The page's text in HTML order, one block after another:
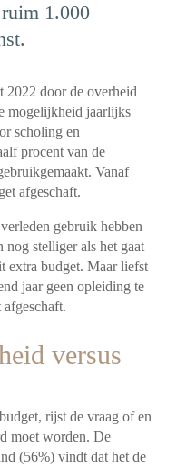
1.000
2022 door de overheid
mogelijkheid jaarlijks
scholing en
procent van de
Vanaf
afgeschaft.
gebruik hebben
stelliger als het gaat
extra budget. Maar liefst
jaar geen opleiding te
versus
rijst de vraag of en
moet worden. De
(56%) vindt dat het de